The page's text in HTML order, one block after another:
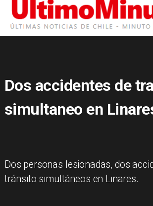
Dos accidentes de
simultaneo en
Dos personas lesionadas, dos
tránsito simultáneos en Linares.